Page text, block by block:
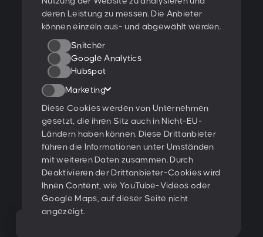
deren Leistung zu messen. Die Anbieter
können einzeln aus- und abgewählt werden.
Snitcher
Google Analytics
Hubspot
Marketing
Diese Cookies werden von Unternehmen
gesetzt, die ihren Sitz auch in Nicht-EU-
Ländern haben können. Diese Drittanbieter
führen die Informationen unter Umständen
mit weiteren Daten zusammen. Durch
Deaktivieren der Drittanbieter-Cookies wird
Ihnen Content, wie YouTube-Videos oder
Google Maps, auf dieser Seite nicht
angezeigt.
Ratings & Qualifikationen
Weitere Projekte:
Behance
Dribbble
Folge uns:
Offene Jobs
Impressum & Datenschutz